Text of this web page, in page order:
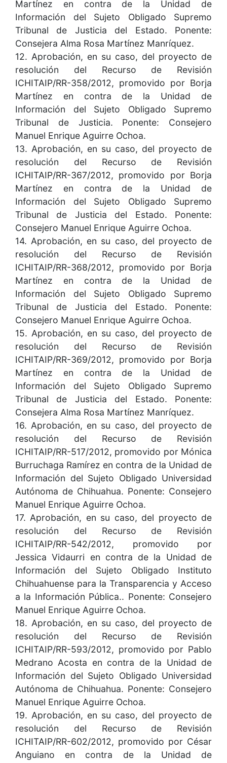
Martínez en contra de la Unidad de
Información del Sujeto Obligado Supremo
Tribunal de Justicia del Estado. Ponente:
Consejera Alma Rosa Martínez Manríquez.
12. Aprobación, en su caso, del proyecto de
resolución del Recurso de Revisión
ICHITAIP/RR-358/2012, promovido por Borja
Martínez en contra de la Unidad de
Información del Sujeto Obligado Supremo
Tribunal de Justicia. Ponente: Consejero
Manuel Enrique Aguirre Ochoa.
13. Aprobación, en su caso, del proyecto de
resolución del Recurso de Revisión
ICHITAIP/RR-367/2012, promovido por Borja
Martínez en contra de la Unidad de
Información del Sujeto Obligado Supremo
Tribunal de Justicia del Estado. Ponente:
Consejero Manuel Enrique Aguirre Ochoa.
14. Aprobación, en su caso, del proyecto de
resolución del Recurso de Revisión
ICHITAIP/RR-368/2012, promovido por Borja
Martínez en contra de la Unidad de
Información del Sujeto Obligado Supremo
Tribunal de Justicia del Estado. Ponente:
Consejero Manuel Enrique Aguirre Ochoa.
15. Aprobación, en su caso, del proyecto de
resolución del Recurso de Revisión
ICHITAIP/RR-369/2012, promovido por Borja
Martínez en contra de la Unidad de
Información del Sujeto Obligado Supremo
Tribunal de Justicia del Estado. Ponente:
Consejera Alma Rosa Martínez Manríquez.
16. Aprobación, en su caso, del proyecto de
resolución del Recurso de Revisión
ICHITAIP/RR-517/2012, promovido por Mónica
Burruchaga Ramírez en contra de la Unidad de
Información del Sujeto Obligado Universidad
Autónoma de Chihuahua. Ponente: Consejero
Manuel Enrique Aguirre Ochoa.
17. Aprobación, en su caso, del proyecto de
resolución del Recurso de Revisión
ICHITAIP/RR-542/2012, promovido por
Jessica Vidaurri en contra de la Unidad de
Información del Sujeto Obligado Instituto
Chihuahuense para la Transparencia y Acceso
a la Información Pública.. Ponente: Consejero
Manuel Enrique Aguirre Ochoa.
18. Aprobación, en su caso, del proyecto de
resolución del Recurso de Revisión
ICHITAIP/RR-593/2012, promovido por Pablo
Medrano Acosta en contra de la Unidad de
Información del Sujeto Obligado Universidad
Autónoma de Chihuahua. Ponente: Consejero
Manuel Enrique Aguirre Ochoa.
19. Aprobación, en su caso, del proyecto de
resolución del Recurso de Revisión
ICHITAIP/RR-602/2012, promovido por César
Anguiano en contra de la Unidad de